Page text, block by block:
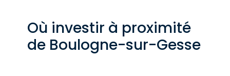
Où investir à proximité
de Boulogne-sur-Gesse